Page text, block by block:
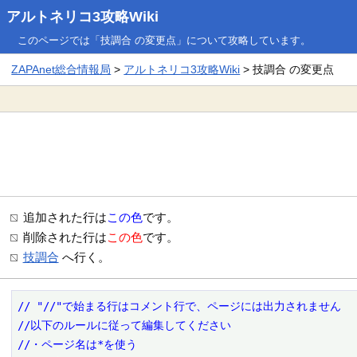
アルトネリコ3攻略Wiki
このページでは「技調合 の変更点」について攻略しています。
ZAPAnet総合情報局 > アルトネリコ3攻略Wiki > 技調合 の変更点
追加された行はこの色です。
削除された行はこの色です。
技調合 へ行く。
// "//"で始まる行はコメント行で、ページには出力されません
//以下のルールに従って編集してください
//・ページ名は*を使う